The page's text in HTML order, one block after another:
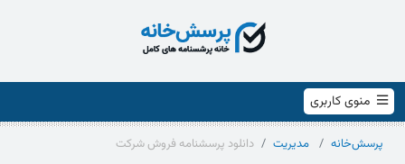
منوی کاربری
پرسش‌خانه مدیریت دانلود پرسشنامه فروش شرکت